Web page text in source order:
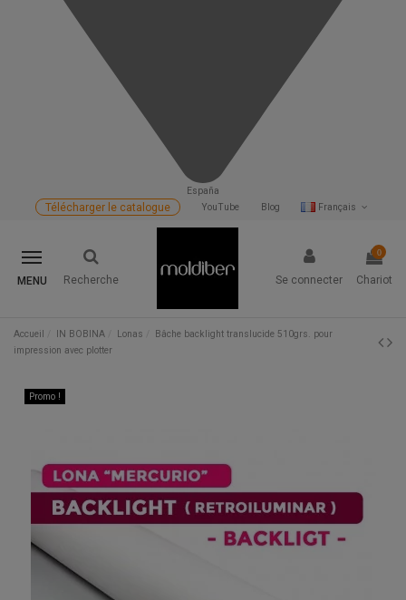
España
Français
Blog
YouTube
Télécharger le catalogue
MENU Recherche Se connecter
0
Chariot
Accueil IN BOBINA Lonas
Bâche backlight translucide 510grs. pour
impression avec plotter
Promo !